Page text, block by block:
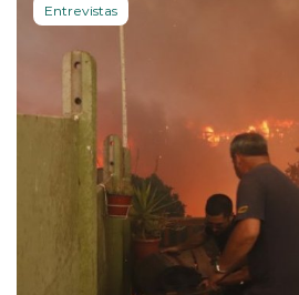
Entrevistas